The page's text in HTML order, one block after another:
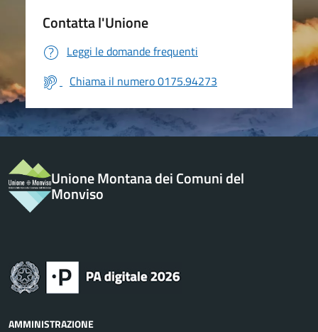
Contatta l'Unione
Leggi le domande frequenti
Chiama il numero 0175.94273
Unione Montana dei Comuni del
Monviso
AMMINISTRAZIONE